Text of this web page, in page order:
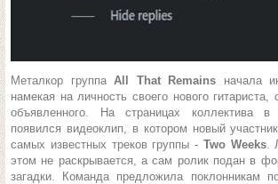
Металкор группаAll That Remains начала
намекая на личность своего нового
объявленного. На страницах коллектива в
появился видеоклип, в котором новый
самых известных треков группы - Two Weeks.
этом не раскрывается, а сам ролик подан в
загадки. Команда предложила поклонникам